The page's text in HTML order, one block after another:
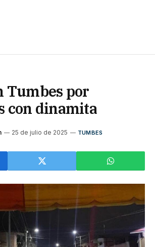
Tumbes por
con dinamita
25 de julio de 2025 TUMBES